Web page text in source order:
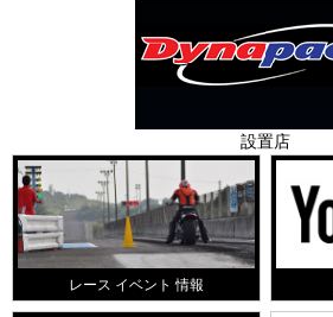
設置店
レース イベント 情報